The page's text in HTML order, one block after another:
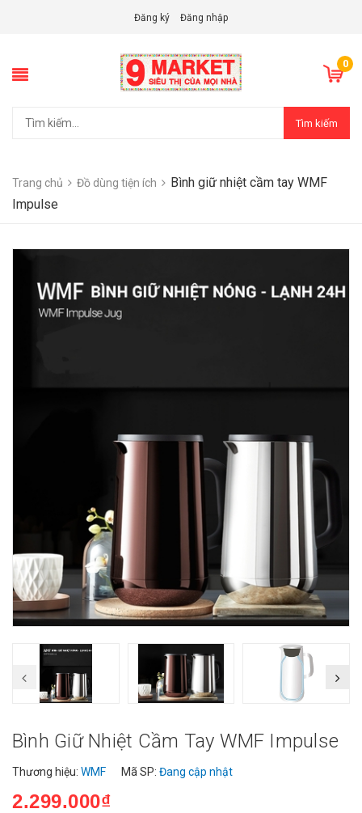
Đăng ký Đăng nhập
0
Tìm kiếm
Trang chủ Đồ dùng tiện ích
Bình giữ nhiệt cầm tay WMF
Impulse
Bình Giữ Nhiệt Cầm Tay WMF Impulse
Thương hiệu: WMF Mã SP: Đang cập nhật
2.299.000₫